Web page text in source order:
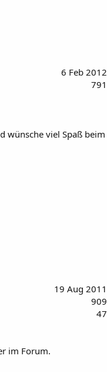
6 Feb 2012
791
wünsche viel Spaß beim
19 Aug 2011
909
47
im Forum.